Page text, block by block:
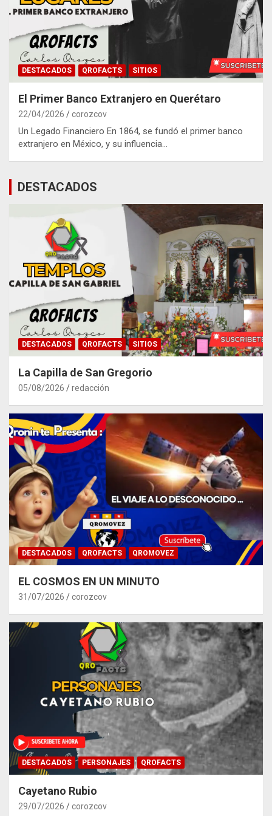
DESTACADOS QROFACTS SITIOS
El Primer Banco Extranjero en Querétaro
22/04/2026 corozcov
Un Legado Financiero En 1864, se fundó el primer banco
extranjero en México, y su influencia…
DESTACADOS
DESTACADOS QROFACTS SITIOS
La Capilla de San Gregorio
05/08/2026 redacción
DESTACADOS QROFACTS QROMOVEZ
EL COSMOS EN UN MINUTO
31/07/2026 corozcov
DESTACADOS PERSONAJES QROFACTS
Cayetano Rubio
29/07/2026 corozcov